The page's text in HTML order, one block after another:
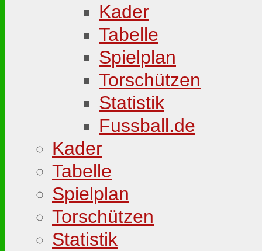
Kader
Tabelle
Spielplan
Torschützen
Statistik
Fussball.de
Kader
Tabelle
Spielplan
Torschützen
Statistik